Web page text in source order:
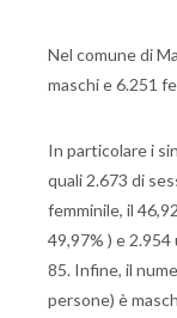
Nel comune di
maschi e 6.251
In particolare i
quali 2.673 di
femminile, il
49,97% ) e 2.954
85. Infine, il
persone) è